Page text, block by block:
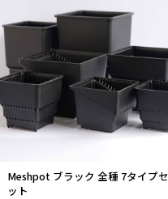
Meshpot ブラック 全種 7タイプセ
ット